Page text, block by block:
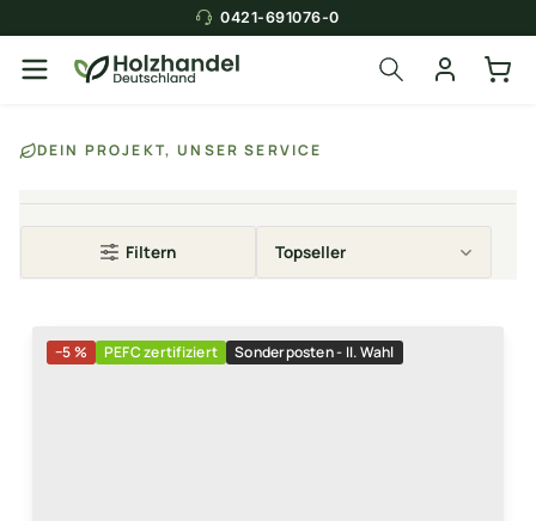
0421-691076-0
DEIN PROJEKT, UNSER SERVICE
Filtern
−5 % Sonderposten - II. Wahl
PEFC zertifiziert